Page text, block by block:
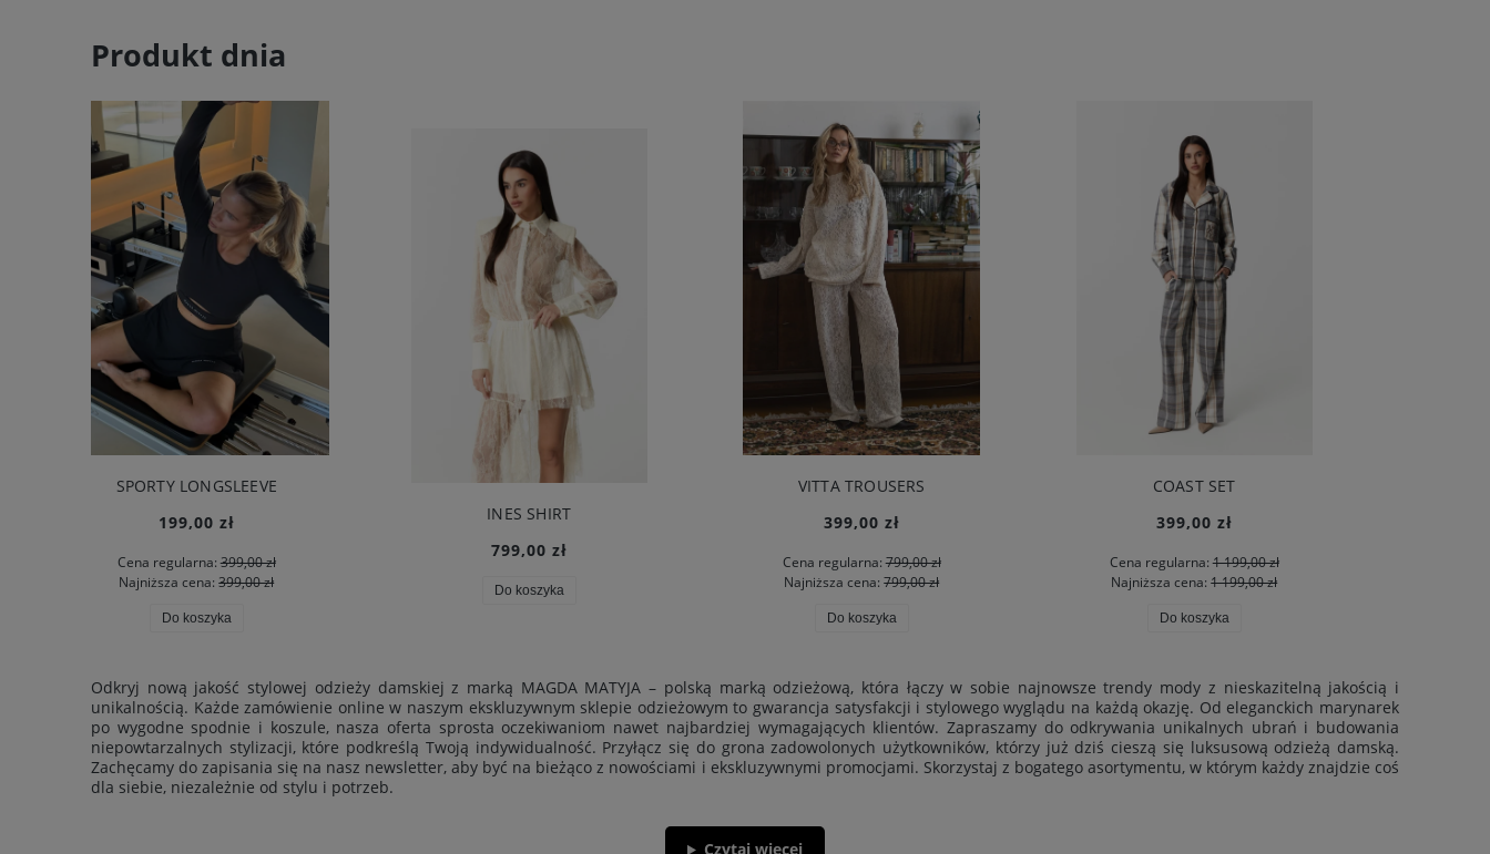
Produkt dnia
INES SHIRT
Do koszyka
VITTA TROUSERS
399,00 zł
Cena regularna:
Najniższa cena:
COAST SET
399,00 zł
Cena regularna:1 199,00 zł
Najniższa cena:1 199,00 zł
Do koszyka
ASPEN VEST BEIGE
Do koszyka
Odkryj nową jakość stylowej odzieży damskiej z marką MAGDA MATYJA – polską marką odzieżową, która łączy w sobie najnowsze trendy mody z nieskazitelną jakością i
unikalnością. Każde zamówienie online w naszym ekskluzywnym sklepie odzieżowym to gwarancja satysfakcji i stylowego wyglądu na każdą okazję. Od eleganckich marynarek
po wygodne spodnie i koszule, nasza oferta sprosta oczekiwaniom nawet najbardziej wymagających klientów. Zapraszamy do odkrywania unikalnych ubrań i budowania
niepowtarzalnych stylizacji, które podkreślą Twoją indywidualność. Przyłącz się do grona zadowolonych użytkowników, którzy już dziś cieszą się luksusową odzieżą damską.
Zachęcamy do zapisania się na nasz newsletter, aby być na bieżąco z nowościami i ekskluzywnymi promocjami. Skorzystaj z bogatego asortymentu, w którym każdy znajdzie coś
dla siebie, niezależnie od stylu i potrzeb.
Czytaj więcej